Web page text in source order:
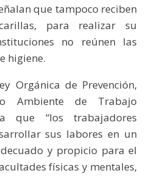
que tampoco reciben
para realizar su
no reúnen las
higiene.
Orgánica de Prevención,
Ambiente de Trabajo
que “los trabajadores
sus labores en un
y propicio para el
físicas y mentales,